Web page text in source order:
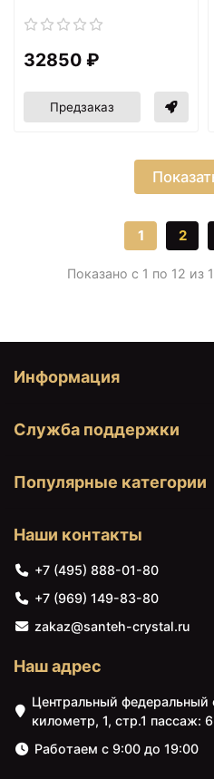
32850 ₽
Предзаказ
1 2
Показано с 1 по 12 из
Информация
Служба поддержки
Популярные категории
Наши контакты
+7 (495) 888-01-80
+7 (969) 149-83-80
zakaz@santeh-crystal.ru
Наш адрес
Центральный
километр, 1, стр.1 пассаж:
Работаем с 9:00 до 19:00